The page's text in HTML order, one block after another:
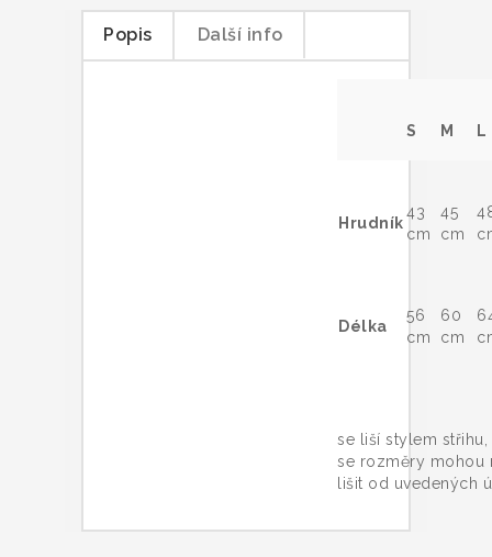
Popis Další info
S M L
Hrudník
43
cm
45
cm
Délka
56
cm
60
cm
se liší stylem
se rozměry mohou
lišit od uvedených